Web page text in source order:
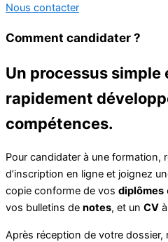
Nous contacter
Comment candidater ?
Un processus simple
rapidement
compétences.
Pour candidater à une formation,
d’inscription en ligne et joignez
copie conforme de vos diplômes
vos bulletins de notes, et un CV
Après réception de votre